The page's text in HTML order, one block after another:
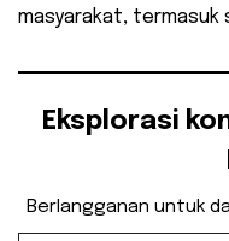
masyarakat, termasuk
Eksplorasi
Berlangganan untuk
Ketikkan email Anda...